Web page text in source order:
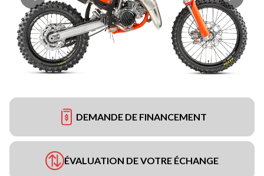
DEMANDE DE FINANCEMENT
ÉVALUATION DE VOTRE ÉCHANGE